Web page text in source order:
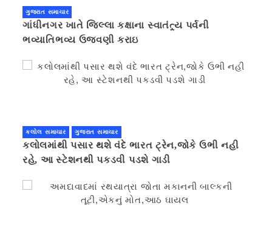
ગુજરાત સમાચાર
ગાંધીનગર ખાતે જિલ્લા કક્ષાના સ્વાતંત્ર્ય પર્વની
ભવ્યાતિભવ્ય ઉજવણી કરાઇ
કલોલ સમાચાર ગુજરાત સમાચાર
કલોલમાંથી પસાર થશે વંદે ભારત ટ્રેન,જોકે ઉભી નહી
રહે, આ સ્ટેશનથી પકડવી પડશે ગાડી